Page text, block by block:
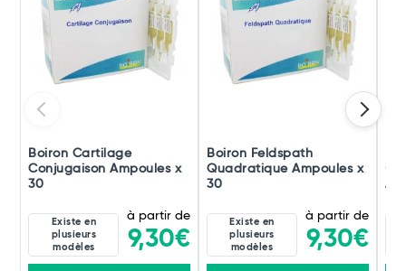
Boiron Cartilage
Conjugaison Ampoules x
30
Existe en
plusieurs
modèles
à partir de
9,30€
Boiron Feldspath
Quadratique Ampoules x
30
Existe en
plusieurs
modèles
à partir de
9,30€